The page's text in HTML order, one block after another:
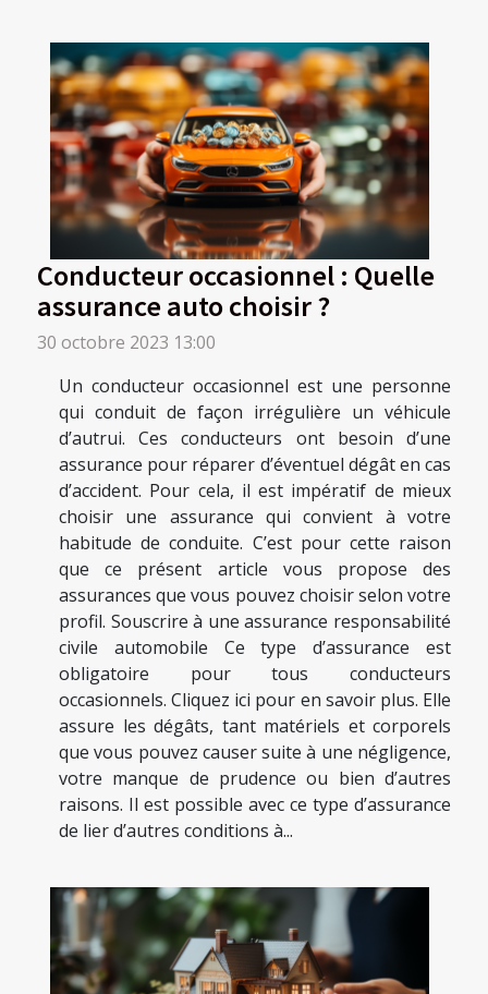
Conducteur occasionnel : Quelle
assurance auto choisir ?
30 octobre 2023 13:00
Un conducteur occasionnel est une personne
qui conduit de façon irrégulière un véhicule
d’autrui. Ces conducteurs ont besoin d’une
assurance pour réparer d’éventuel dégât en cas
d’accident. Pour cela, il est impératif de mieux
choisir une assurance qui convient à votre
habitude de conduite. C’est pour cette raison
que ce présent article vous propose des
assurances que vous pouvez choisir selon votre
profil. Souscrire à une assurance responsabilité
civile automobile Ce type d’assurance est
obligatoire pour tous conducteurs
occasionnels. Cliquez ici pour en savoir plus. Elle
assure les dégâts, tant matériels et corporels
que vous pouvez causer suite à une négligence,
votre manque de prudence ou bien d’autres
raisons. Il est possible avec ce type d’assurance
de lier d’autres conditions à...